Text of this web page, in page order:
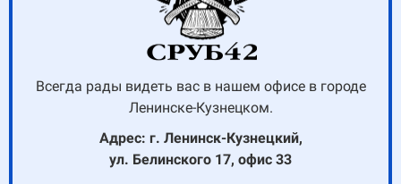
Всегда рады видеть вас в нашем офисе в городе
Ленинске-Кузнецком.
Адрес: г. Ленинск-Кузнецкий,
ул. Белинского 17, офис 33